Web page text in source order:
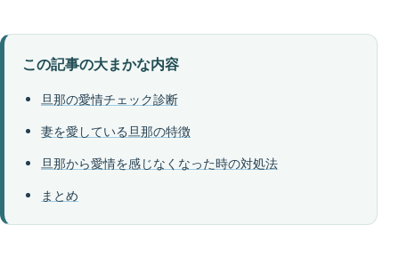
この記事の大まかな内容
旦那の愛情チェック診断
妻を愛している旦那の特徴
旦那から愛情を感じなくなった時の対処法
まとめ